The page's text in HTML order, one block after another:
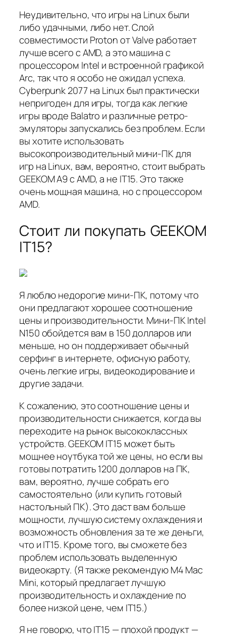
Неудивительно, что игры на Linux были
либо удачными, либо нет. Слой
совместимости Proton от Valve работает
лучше всего с AMD, а это машина с
процессором Intel и встроенной графикой
Arc, так что я особо не ожидал успеха.
Cyberpunk 2077на Linux был практически
непригоден для игры, тогда как легкие
игры вроде Balatro и различные ретро-
эмуляторы запускались без проблем. Если
вы хотите использовать
высокопроизводительный мини-ПК для
игр на Linux, вам, вероятно, стоит выбрать
GEEKOM A9 с AMD, а не IT15. Это также
очень мощная машина, но с процессором
AMD.
Стоит ли покупать GEEKOM
IT15?
Я люблю недорогие мини-ПК, потому что
они предлагают хорошее соотношение
цены и производительности. Мини-ПК Intel
N150 обойдется вам в 150 долларов или
меньше, но он поддерживает обычный
серфинг в интернете, офисную работу,
очень легкие игры, видеокодирование и
другие задачи.
К сожалению, это соотношение цены и
производительности снижается, когда вы
переходите на рынок высококлассных
устройств. GEEKOM IT15 может быть
мощнее ноутбука той же цены, но если вы
готовы потратить 1200 долларов на ПК,
вам, вероятно, лучше собрать его
самостоятельно (или купить готовый
настольный ПК). Это даст вам больше
мощности, лучшую систему охлаждения и
возможность обновления за те же деньги,
что и IT15. Кроме того, вы сможете без
проблем использовать выделенную
видеокарту. (Я также рекомендую M4 Mac
Mini, который предлагает лучшую
производительность и охлаждение по
более низкой цене, чем IT15.)
Я не говорю, что IT15 — плохой продукт —